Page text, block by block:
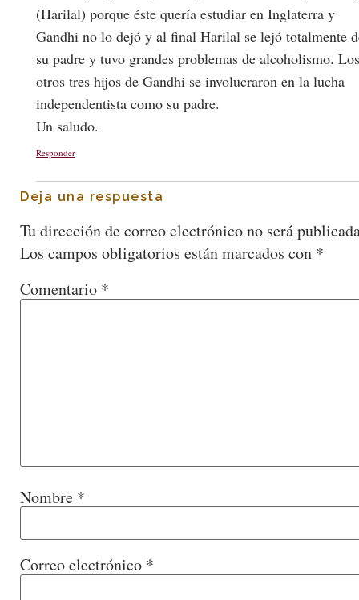
(Harilal) porque éste quería estudiar en Inglaterra y
Gandhi no lo dejó y al final Harilal se lejó totalmente
su padre y tuvo grandes problemas de alcoholismo. Los
otros tres hijos de Gandhi se involucraron en la lucha
independentista como su padre.
Un saludo.
Responder
Deja una respuesta
Tu dirección de correo electrónico no será
Los campos obligatorios están marcados con *
Comentario *
Nombre *
Correo electrónico *